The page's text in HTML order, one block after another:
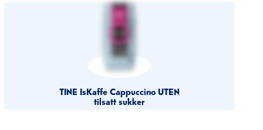
TINE IsKaffe Cappuccino UTEN
tilsatt sukker